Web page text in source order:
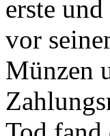
erste
vor
Münzen